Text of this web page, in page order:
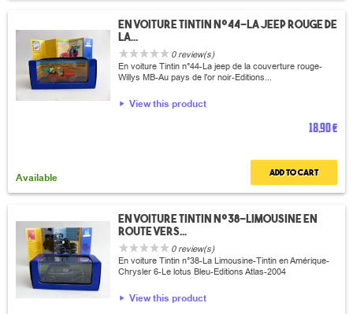
En voiture Tintin n°44-La jeep rouge de
la...
0 review(s)
En voiture Tintin n°44-La jeep de la couverture rouge-
Willys MB-Au pays de l'or noir-Editions...
View this product
18,90 €
Available Add to cart
En voiture Tintin n°38-Limousine en
route vers...
0 review(s)
En voiture Tintin n°38-La Limousine-Tintin en Amérique-
Chrysler 6-Le lotus Bleu-Editions Atlas-2004
View this product